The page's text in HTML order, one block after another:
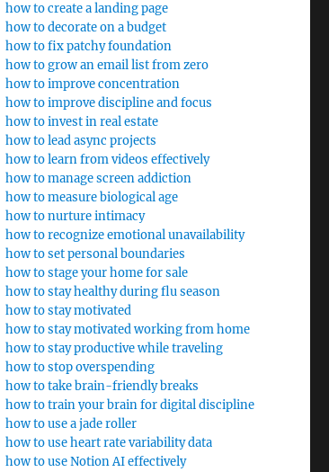
how to create a landing page
how to decorate on a budget
how to fix patchy foundation
how to grow an email list from zero
how to improve concentration
how to improve discipline and focus
how to invest in real estate
how to lead async projects
how to learn from videos effectively
how to manage screen addiction
how to measure biological age
how to nurture intimacy
how to recognize emotional unavailability
how to set personal boundaries
how to stage your home for sale
how to stay healthy during flu season
how to stay motivated
how to stay motivated working from home
how to stay productive while traveling
how to stop overspending
how to take brain-friendly breaks
how to train your brain for digital discipline
how to use a jade roller
how to use heart rate variability data
how to use Notion AI effectively